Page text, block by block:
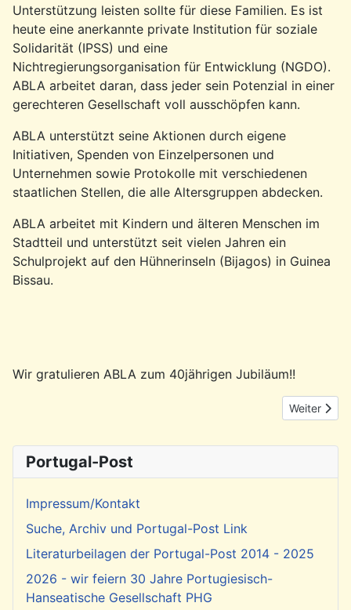
Unterstützung leisten sollte für diese Familien. Es ist
heute eine anerkannte private Institution für soziale
Solidarität (IPSS) und eine
Nichtregierungsorganisation für Entwicklung (NGDO).
ABLA arbeitet daran, dass jeder sein Potenzial in einer
gerechteren Gesellschaft voll ausschöpfen kann.
ABLA unterstützt seine Aktionen durch eigene
Initiativen, Spenden von Einzelpersonen und
Unternehmen sowie Protokolle mit verschiedenen
staatlichen Stellen, die alle Altersgruppen abdecken.
ABLA arbeitet mit Kindern und älteren Menschen im
Stadtteil und unterstützt seit vielen Jahren ein
Schulprojekt auf den Hühnerinseln (Bijagos) in Guinea
Bissau.
Wir gratulieren ABLA zum 40jährigen Jubiläum!!
Nächster
Weiter
Portugal-Post
Impressum/Kontakt
Suche, Archiv und Portugal-Post Link
Literaturbeilagen der Portugal-Post 2014 - 2025
2026 - wir feiern 30 Jahre Portugiesisch-
Hanseatische Gesellschaft PHG